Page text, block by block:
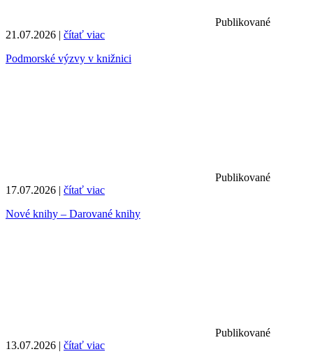
Publikované
21.07.2026 | čítať viac
Podmorské výzvy v knižnici
Publikované
17.07.2026 | čítať viac
Nové knihy – Darované knihy
Publikované
13.07.2026 | čítať viac